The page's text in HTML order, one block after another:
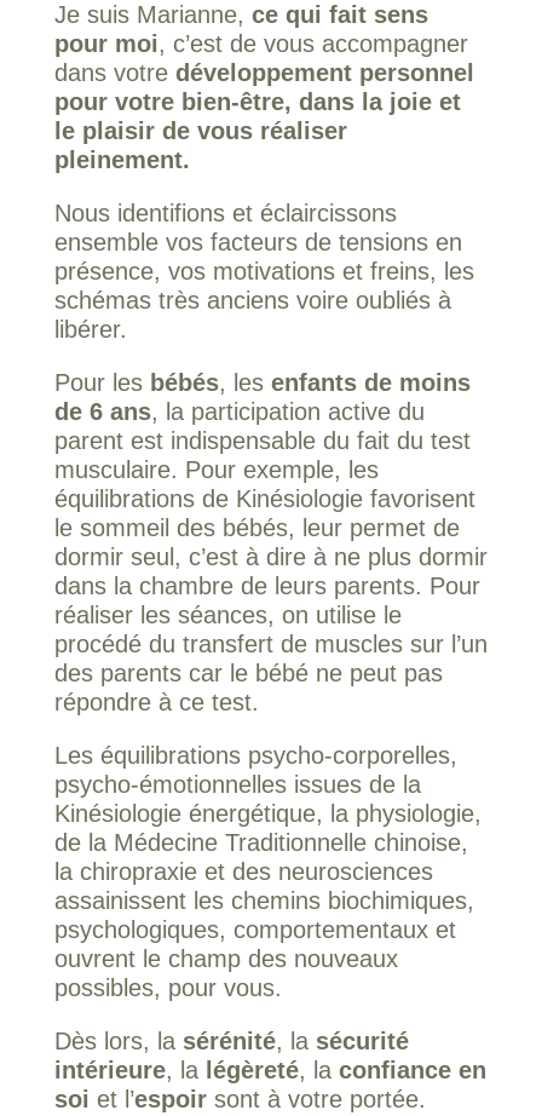
Je suis Marianne, ce qui fait sens
pour moi, c’est de vous accompagner
dans votre développement personnel
pour votre bien-être, dans la joie et
le plaisir de vous réaliser
pleinement.
Nous identifions et éclaircissons
ensemble vos facteurs de tensions en
présence, vos motivations et freins, les
schémas très anciens voire oubliés à
libérer.
Pour les bébés, lesenfants de moins
de 6 ans, la participation active du
parent est indispensable du fait du test
musculaire. Pour exemple, les
équilibrations de Kinésiologie favorisent
le sommeil des bébés, leur permet de
dormir seul, c’est à dire à ne plus dormir
dans la chambre de leurs parents. Pour
réaliser les séances, on utilise le
procédé du transfert de muscles sur l’un
des parents car le bébé ne peut pas
répondre à ce test.
Les équilibrations psycho-corporelles,
psycho-émotionnelles issues de la
Kinésiologie énergétique, la physiologie,
de la Médecine Traditionnelle chinoise,
la chiropraxie et des neurosciences
assainissent les chemins biochimiques,
psychologiques, comportementaux et
ouvrent le champ des nouveaux
possibles, pour vous.
Dès lors, la sérénité, la sécurité
intérieure, la légèreté, la confiance en
soi et l’espoirsont à votre portée.